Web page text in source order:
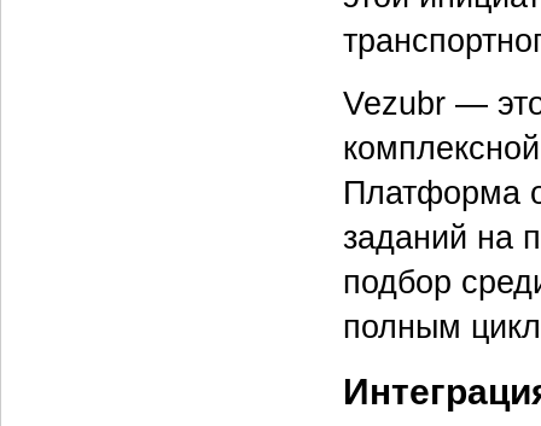
Vezubr —
Платформа
заданий на
подбор
полным